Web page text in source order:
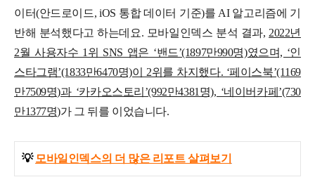
이터(안드로이드, iOS 통합 데이터 기준)를 AI 알고리즘에 기
반해 분석했다고 하는데요. 모바일인덱스 분석 결과, 2022년
2월 사용자수 1위 SNS 앱은 ‘밴드’(1897만990명)였으며, ‘인
스타그램’(1833만6470명)이 2위를 차지했다. ‘페이스북’(1169
만7509명)과 ‘카카오스토리’(992만4381명), ‘네이버카페’(730
만1377명)가 그 뒤를 이었습니다.
💡모바일인덱스의 더 많은 리포트 살펴보기